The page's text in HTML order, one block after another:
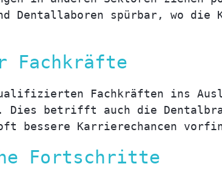
Dentallaboren spürbar, wo die
Fachkräfte
Fachkräften ins
Dies betrifft auch die
bessere Karrierechancen
Fortschritte